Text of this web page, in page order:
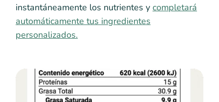
instantáneamente los nutrientes y completará
automáticamente tus ingredientes
personalizados.